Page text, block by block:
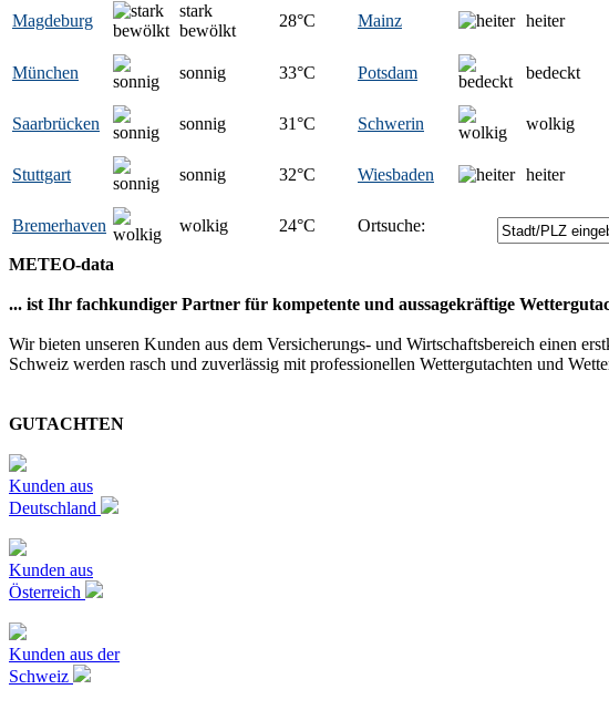
Magdeburg
stark
bewölkt
28°C Mainz heiter
München sonnig 33°C Potsdam bedeckt
Saarbrücken sonnig 31°C Schwerin wolkig
Stuttgart sonnig 32°C Wiesbaden heiter
Bremerhaven wolkig 24°C Ortsuche:
METEO-data
... ist Ihr fachkundiger Partner für kompetente und aussagekräftige
Wir bieten unseren Kunden aus dem Versicherungs- und Wirtschaftsbereich einen
Schweiz werden rasch und zuverlässig mit professionellen Wettergutachten und
GUTACHTEN
Kunden aus
Deutschland
Kunden aus
Österreich
Kunden aus der
Schweiz